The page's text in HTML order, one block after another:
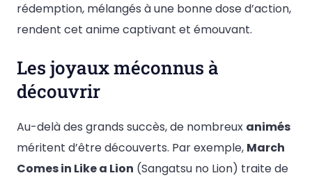
rédemption, mélangés à une bonne dose d’action,
rendent cet anime captivant et émouvant.
Les joyaux méconnus à
découvrir
Au-delà des grands succès, de nombreux animés
méritent d’être découverts. Par exemple, March
Comes in Like a Lion (Sangatsu no Lion) traite de